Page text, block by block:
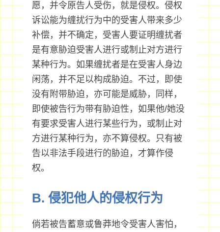
愿，并令原告人受伤，就是侵权。侵权
诉讼能为缠扰行为中的受害人带来多少
补偿，并不确定，受害人要证明缠扰者
是有意胁迫受害人进行或制止对方进行
某种行为。如果缠扰者是在受害人身边
闲荡，并不足以构成胁迫。不过，即使
没有附带胁迫，亦可能是威胁，同样，
即使被告行为带有胁迫性，如果他/她没
有要求受害人进行某些行为，或制止对
方进行某种行为，亦不算侵权。只有被
告以非法手段进行的胁迫，才算作侵
权。
B. 侵犯他人的侵权行为
倘若被告蓄意或鲁莽地令受害人害怕，